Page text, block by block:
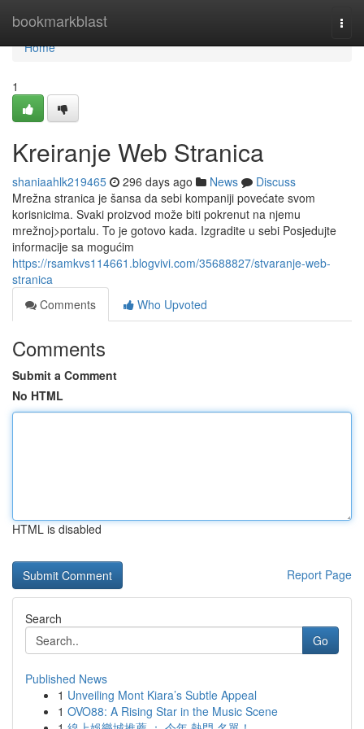
bookmarkblast
Home
Home
1
Kreiranje Web Stranica
shaniaahlk219465 296 days ago News
Discuss
Mrežna stranica je šansa da sebi kompaniji povećate svom
korisnicima. Svaki proizvod može biti pokrenut na njemu
mrežnoj>portalu. To je gotovo kada. Izgradite u sebi Posjedujte
informacije sa mogućim
https://rsamkvs114661.blogvivi.com/35688827/stvaranje-web-
stranica
Comments
Who Upvoted
Comments
Submit a Comment
No HTML
HTML is disabled
Report Page
Search
Go
Published News
1 Unveiling Mont Kiara’s Subtle Appeal
1 OVO88: A Rising Star in the Music Scene